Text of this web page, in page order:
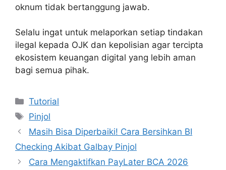
oknum tidak bertanggung jawab.
Selalu ingat untuk melaporkan setiap tindakan
ilegal kepada OJK dan kepolisian agar tercipta
ekosistem keuangan digital yang lebih aman
bagi semua pihak.
Categories
Tutorial
Tags
Pinjol
Masih Bisa Diperbaiki! Cara Bersihkan BI
Checking Akibat Galbay Pinjol
Cara Mengaktifkan PayLater BCA 2026